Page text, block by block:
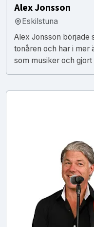
Alex Jonsson
Eskilstuna
Alex Jonsson började
tonåren och har i mer
som musiker och